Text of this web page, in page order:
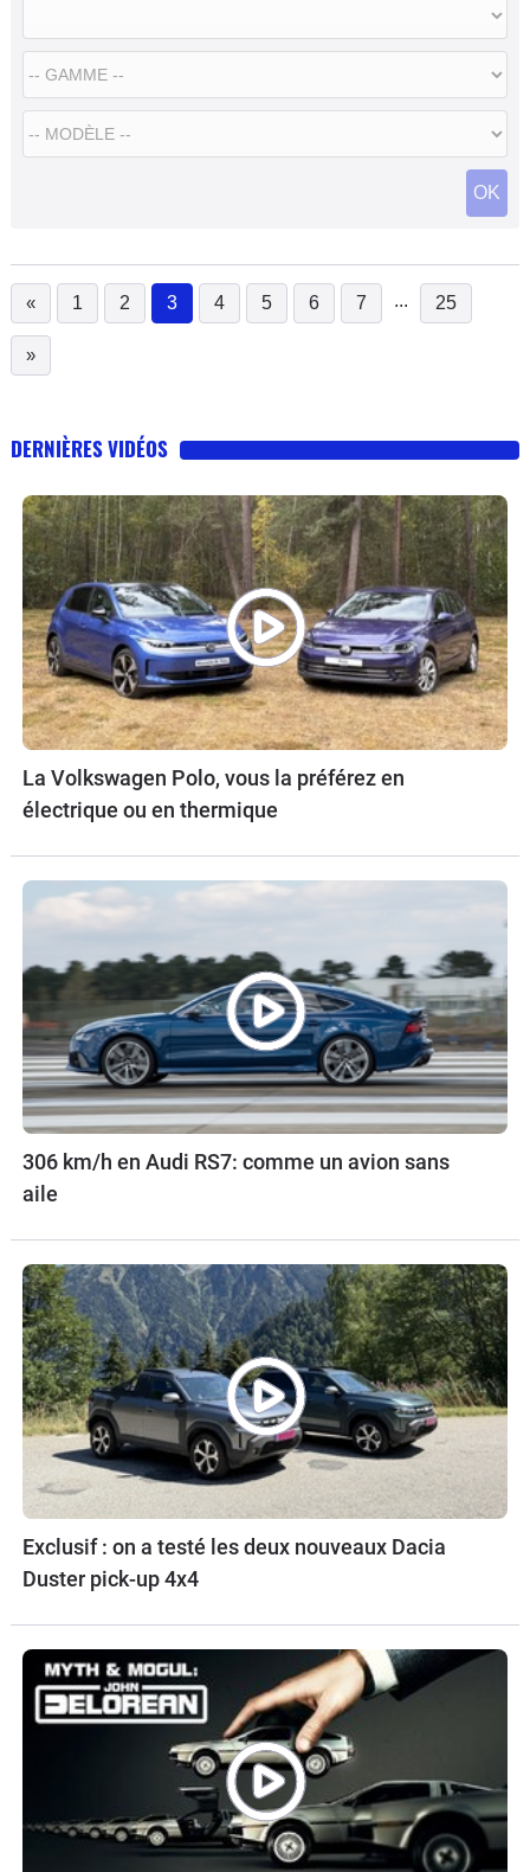
OK
« 1 2 3
(current)
4 5 6 7 ... 25
»
DERNIÈRES VIDÉOS
La Volkswagen Polo, vous la préférez en
électrique ou en thermique
306 km/h en Audi RS7: comme un avion sans
aile
Exclusif : on a testé les deux nouveaux Dacia
Duster pick-up 4x4